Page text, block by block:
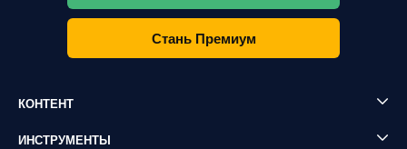
Стань Премиум
КОНТЕНТ
ИНСТРУМЕНТЫ